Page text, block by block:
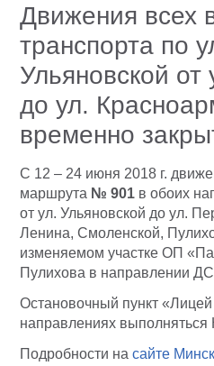
Движения всех
транспорта по
Ульяновской от
до ул.
временно
С 12 – 24 июня 2018 г.
маршрута № 901 в обоих
от ул. Ульяновской до ул.
Ленина, Смоленской,
изменяемом участке ОП
Пулихова в направлении
Остановочный пункт
направлениях
Подробности на сайте